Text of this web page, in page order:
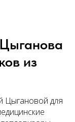
из
Цыгановой для